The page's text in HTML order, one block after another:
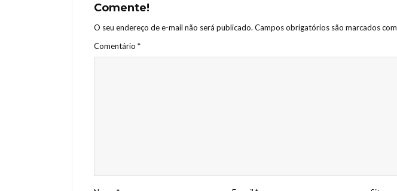
Comente!
O seu endereço de e-mail não será publicado. Campos obrigatórios são marcados com
Comentário *